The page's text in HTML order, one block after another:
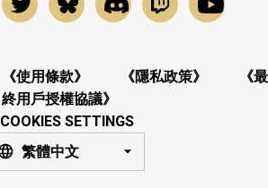
《使用條款》 《隱私政策》
《最
終用戶授權協議》
COOKIES SETTINGS
繁體中文